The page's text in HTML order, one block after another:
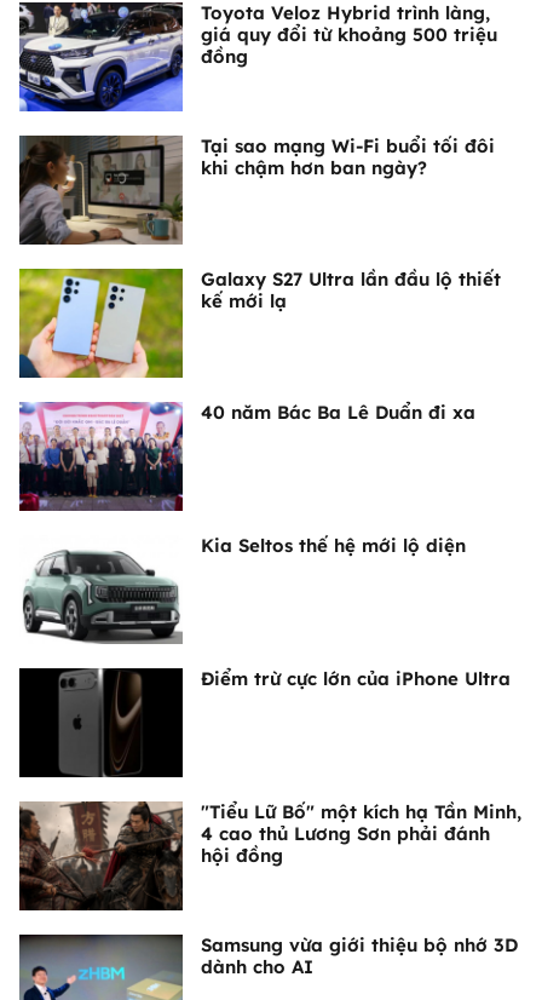
Toyota Veloz Hybrid trình làng,
giá quy đổi từ khoảng 500 triệu
đồng
Tại sao mạng Wi-Fi buổi tối đôi
khi chậm hơn ban ngày?
Galaxy S27 Ultra lần đầu lộ thiết
kế mới lạ
40 năm Bác Ba Lê Duẩn đi xa
Kia Seltos thế hệ mới lộ diện
Điểm trừ cực lớn của iPhone Ultra
"Tiểu Lữ Bố" một kích hạ Tần Minh,
4 cao thủ Lương Sơn phải đánh
hội đồng
Samsung vừa giới thiệu bộ nhớ 3D
dành cho AI